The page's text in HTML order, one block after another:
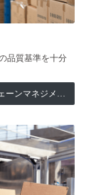
品質基準を十分
サプライチェーンマネジメント